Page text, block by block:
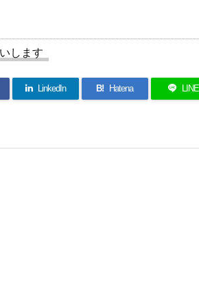
します
LinkedIn B! Hatena LINE